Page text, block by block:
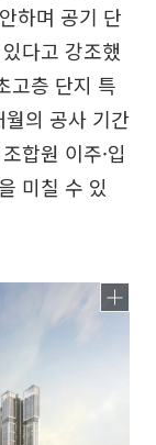
하며 공기 단
다고 강조했
고층 단지 특
의 공사 기간
합원 이주·입
미칠 수 있